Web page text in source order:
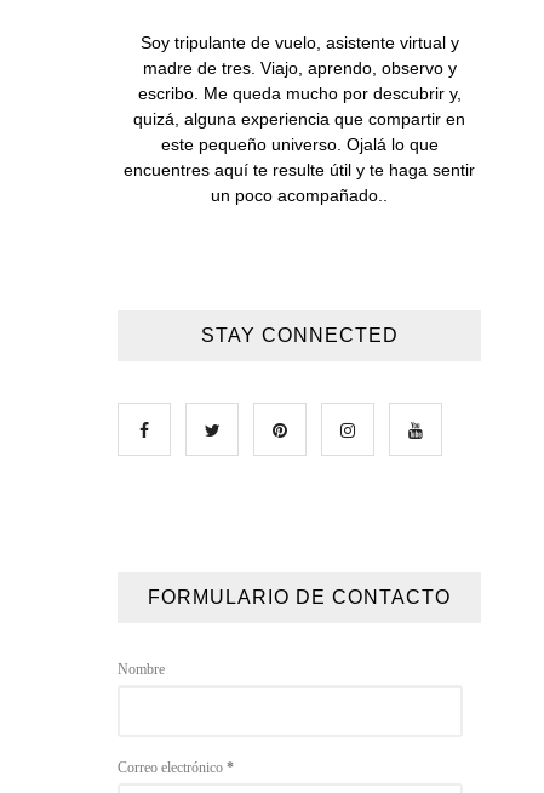
Soy tripulante de vuelo, asistente virtual y
madre de tres. Viajo, aprendo, observo y
escribo. Me queda mucho por descubrir y,
quizá, alguna experiencia que compartir en
este pequeño universo. Ojalá lo que
encuentres aquí te resulte útil y te haga sentir
un poco acompañado..
STAY CONNECTED
FORMULARIO DE CONTACTO
Nombre
Correo electrónico *